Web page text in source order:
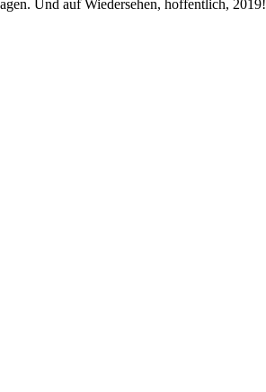
Und auf Wiedersehen, hoffentlich, 2019!